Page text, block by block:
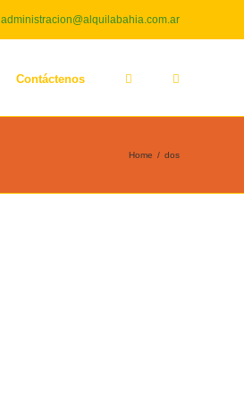
administracion@alquilabahia.com.ar
Contáctenos
Home / dos